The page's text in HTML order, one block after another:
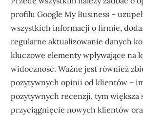
profilu Google My Business –
wszystkich informacji o firmie,
regularne aktualizowanie danych
kluczowe elementy wpływające na
widoczność. Ważne jest również
pozytywnych opinii od klientów –
pozytywnych recenzji, tym większa
przyciągnięcie nowych klientów